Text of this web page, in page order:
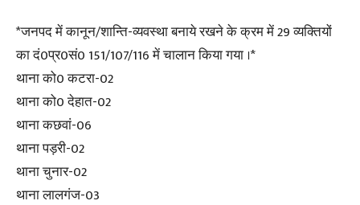
*जनपद में कानून/शान्ति-व्यवस्था बनाये रखने के क्रम में 29 व्यक्तियों
का दं0प्र0सं0 151/107/116 में चालान किया गया ।*
थाना को0 कटरा-02
थाना को0 देहात-02
थाना कछवां-06
थाना पड़री-02
थाना चुनार-02
थाना लालगंज-03